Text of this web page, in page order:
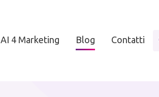
AI 4 Marketing Blog Contatti